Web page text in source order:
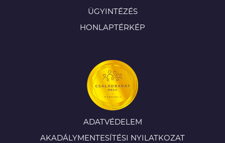
ÜGYINTÉZÉS
HONLAPTÉRKÉP
ADATVÉDELEM
AKADÁLYMENTESÍTÉSI NYILATKOZAT